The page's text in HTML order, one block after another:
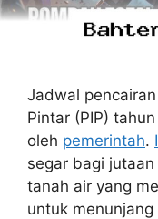
Jadwal
Pintar (PIP)
oleh pemerintah.
segar bagi
tanah air yang
untuk